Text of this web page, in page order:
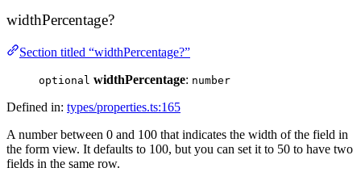
widthPercentage?
Section titled “widthPercentage?”
optional widthPercentage: number
Defined in: types/properties.ts:165
A number between 0 and 100 that indicates the width of the field in
the form view. It defaults to 100, but you can set it to 50 to have two
fields in the same row.